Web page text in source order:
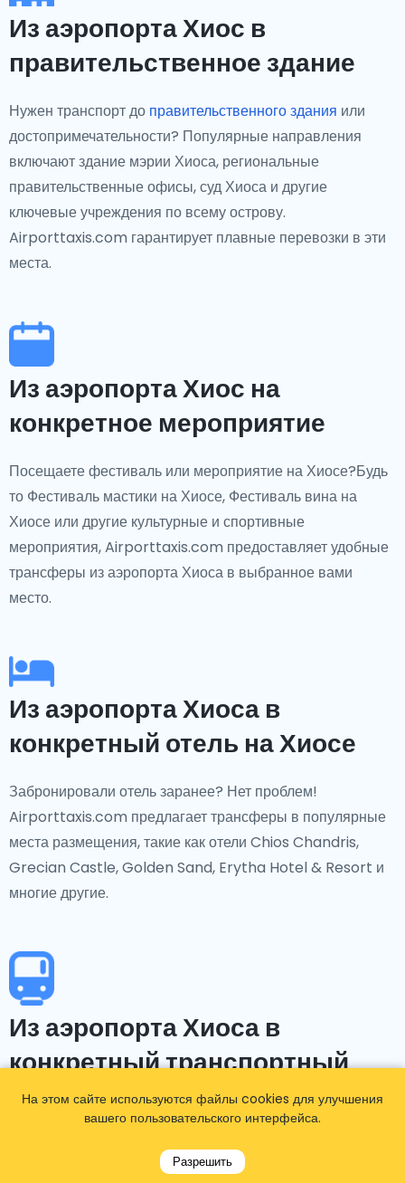
Из аэропорта Хиос в
правительственное здание
Нужен транспорт до правительственного здания или
достопримечательности? Популярные направления
включают здание мэрии Хиоса, региональные
правительственные офисы, суд Хиоса и другие
ключевые учреждения по всему острову.
Airporttaxis.com гарантирует плавные перевозки в эти
места.
Из аэропорта Хиос на
конкретное мероприятие
Посещаете фестиваль или мероприятие на Хиосе?Будь
то Фестиваль мастики на Хиосе, Фестиваль вина на
Хиосе или другие культурные и спортивные
мероприятия, Airporttaxis.com предоставляет удобные
трансферы из аэропорта Хиоса в выбранное вами
место.
Из аэропорта Хиоса в
конкретный отель на Хиосе
Забронировали отель заранее? Нет проблем!
Airporttaxis.com предлагает трансферы в популярные
места размещения, такие как отели Chios Chandris,
Grecian Castle, Golden Sand, Erytha Hotel & Resort и
многие другие.
Из аэропорта Хиоса в
конкретный транспортный
узел
Аэропорт Хиоса хорошо связан с ключевыми
транспортными узлами на острове.Наш сервис
На этом сайте используются файлы cookies для улучшения
вашего пользовательского интерфейса.
Разрешить